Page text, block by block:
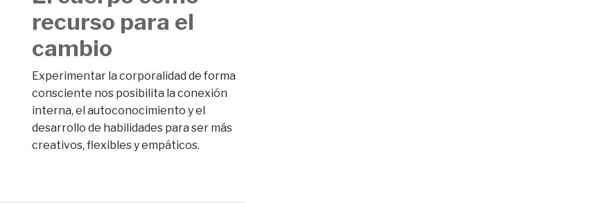
recurso para el
cambio
Experimentar la corporalidad de forma
consciente nos posibilita la conexión
interna, el autoconocimiento y el
desarrollo de habilidades para ser más
creativos, flexibles y empáticos.